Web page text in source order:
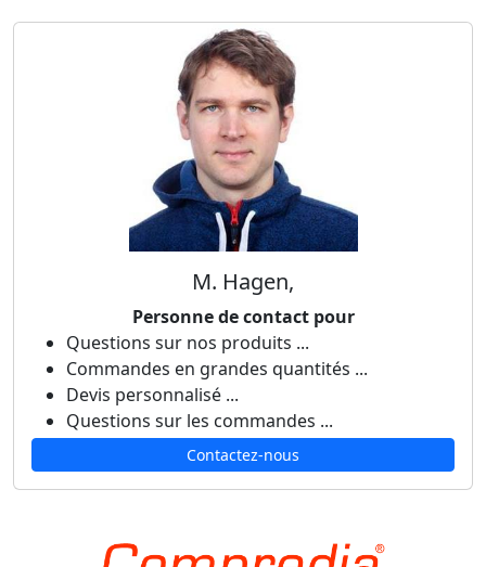
M. Hagen,
Personne de contact pour
Questions sur nos produits ...
Commandes en grandes quantités ...
Devis personnalisé ...
Questions sur les commandes ...
Contactez-nous